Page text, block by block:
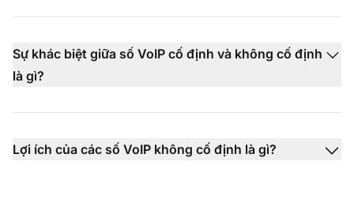
Sự khác biệt giữa số VoIP cố định và không cố định
là gì?
Lợi ích của các số VoIP không cố định là gì?